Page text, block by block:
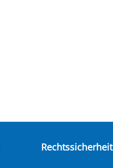
Rechtssicherheit